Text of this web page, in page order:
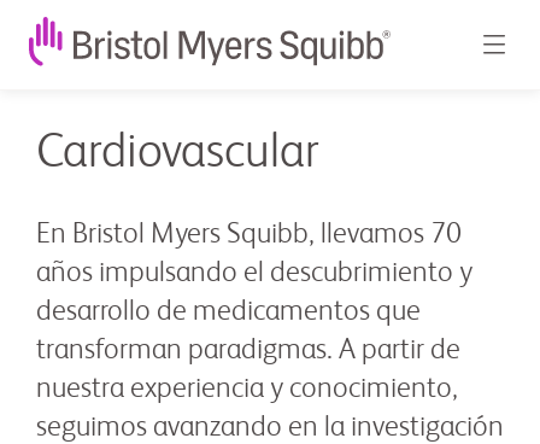
Cardiovascular
En Bristol Myers Squibb, llevamos 70
años impulsando el descubrimiento y
desarrollo de medicamentos que
transforman paradigmas. A partir de
nuestra experiencia y conocimiento,
seguimos avanzando en la investigación